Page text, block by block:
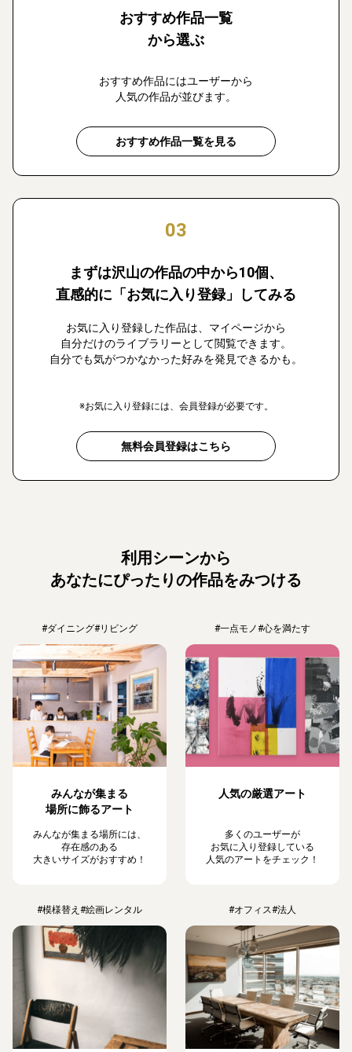
おすすめ作品一覧
から選ぶ
おすすめ作品にはユーザーから
人気の作品が並びます。
おすすめ作品一覧を見る
03
まずは沢山の作品の中から10個、
直感的に「お気に入り登録」してみる
お気に入り登録した作品は、マイページから
自分だけのライブラリーとして閲覧できます。
自分でも気がつかなかった好みを発見できるかも。
※お気に入り登録には、会員登録が必要です。
無料会員登録はこちら
利用シーンから
あなたにぴったりの作品をみつける
#ダイニング#リビング
みんなが集まる
場所に飾るアート
みんなが集まる場所には、
存在感のある
大きいサイズがおすすめ！
#一点モノ#心を満たす
人気の厳選アート
多くのユーザーが
お気に入り登録している
人気のアートをチェック！
#模様替え #絵画レンタル #オフィス#法人